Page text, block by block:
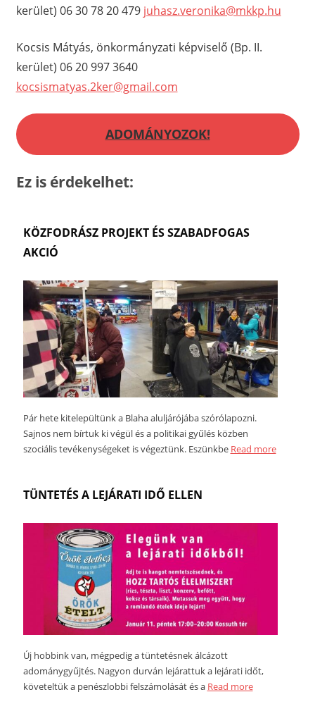
kerület) 06 30 78 20 479 juhasz.veronika@mkkp.hu
Kocsis Mátyás, önkormányzati képviselő (Bp. II.
kerület) 06 20 997 3640
kocsismatyas.2ker@gmail.com
ADOMÁNYOZOK!
Ez is érdekelhet:
KÖZFODRÁSZ PROJEKT ÉS SZABADFOGAS
AKCIÓ
Pár hete kitelepültünk a Blaha aluljárójába szórólapozni.
Sajnos nem bírtuk ki végül és a politikai gyűlés közben
szociális tevékenységeket is végeztünk. Eszünkbe Read more
TÜNTETÉS A LEJÁRATI IDŐ ELLEN
Új hobbink van, mégpedig a tüntetésnek álcázott
adománygyűjtés. Nagyon durván lejárattuk a lejárati időt,
követeltük a penészlobbi felszámolását és a Read more